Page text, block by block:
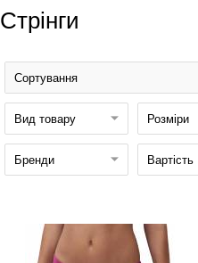
Стрінги
Сортування
Вид товару Розміри
Бренди Вартість